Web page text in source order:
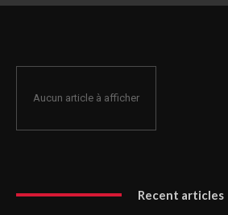
Aucun article à afficher
Recent articles